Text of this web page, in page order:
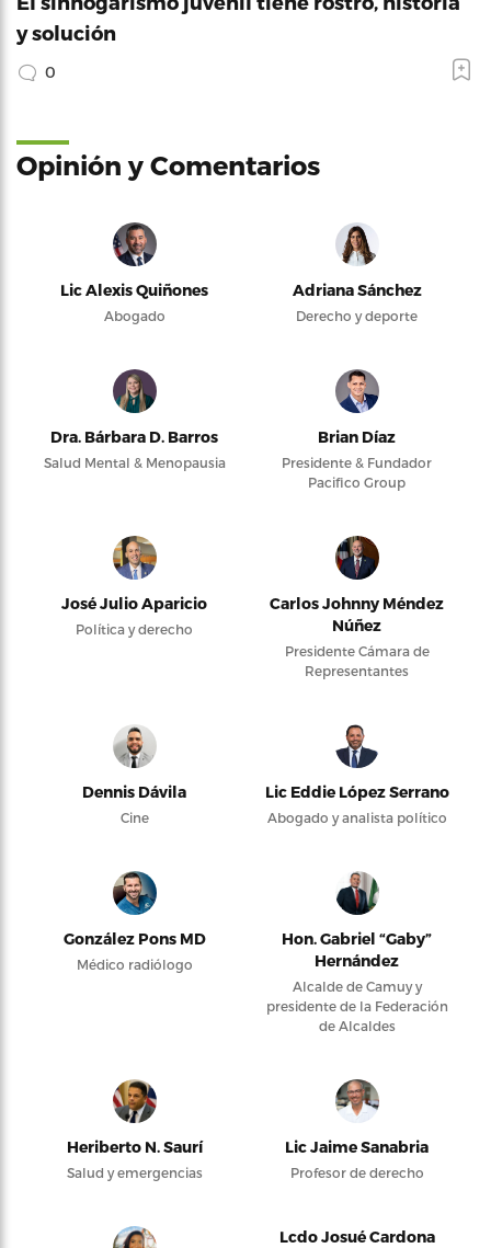
y solución
0
Opinión y Comentarios
Lic Alexis Quiñones
Abogado
Adriana Sánchez
Derecho y deporte
Dra. Bárbara D. Barros
Salud Mental & Menopausia
Brian Díaz
Presidente & Fundador
Pacifico Group
José Julio Aparicio
Política y derecho
Carlos Johnny Méndez
Núñez
Presidente Cámara de
Representantes
Dennis Dávila
Cine
Lic Eddie López Serrano
Abogado y analista político
González Pons MD
Médico radiólogo
Hon. Gabriel “Gaby”
Hernández
Alcalde de Camuy y
presidente de la Federación
de Alcaldes
Heriberto N. Saurí
Salud y emergencias
Lic Jaime Sanabria
Profesor de derecho
Lcdo Josué Cardona